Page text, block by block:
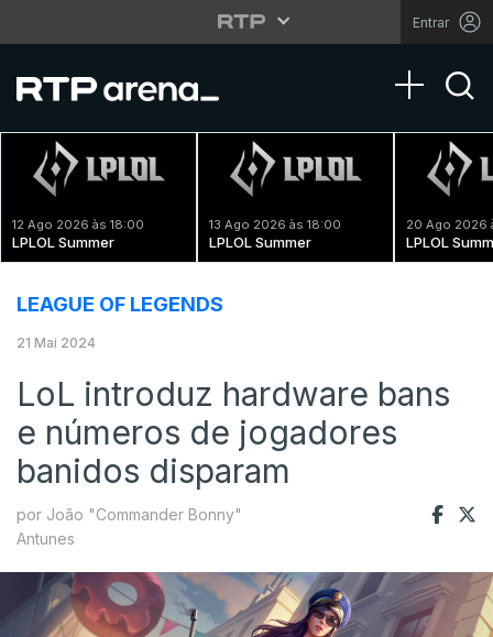
Entrar
Toggle
12 Ago 2026 às 18:00
LPLOL Summer
13 Ago 2026 às 18:00
LPLOL Summer
20 Ago 2026
LPLOL
LEAGUE OF LEGENDS
21 Mai 2024
LoL introduz hardware bans
e números de jogadores
banidos disparam
por João "Commander Bonny"
Antunes